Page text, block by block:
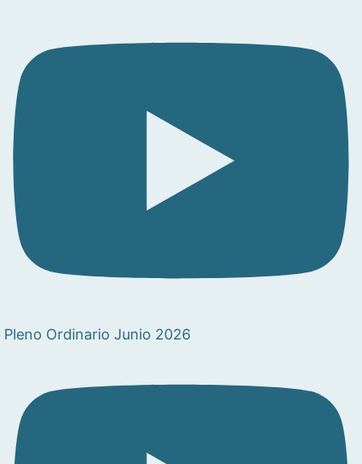
Pleno Ordinario Junio 2026